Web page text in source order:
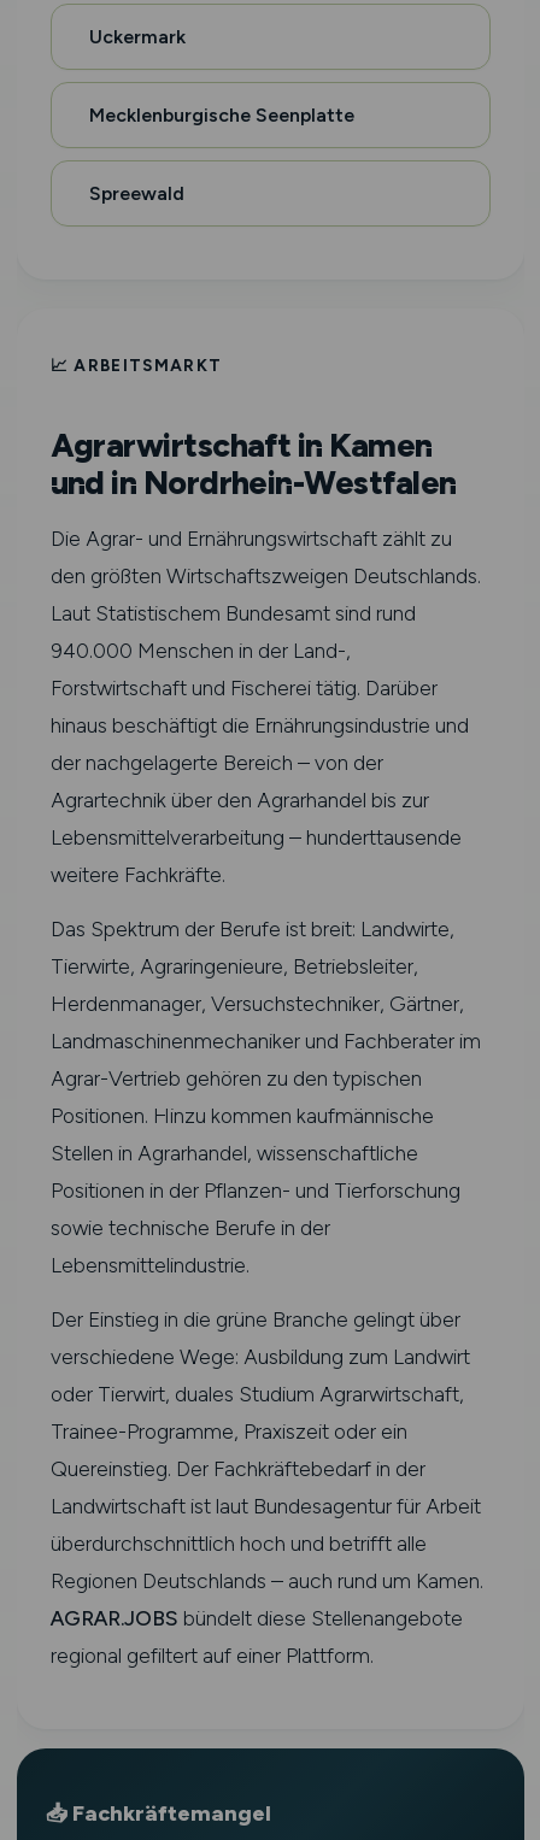
Uckermark
Mecklenburgische Seenplatte
Spreewald
📈 ARBEITSMARKT
Agrarwirtschaft in Kamen
und in Nordrhein-Westfalen
Die Agrar- und Ernährungswirtschaft zählt zu
den größten Wirtschaftszweigen Deutschlands.
Laut Statistischem Bundesamt sind rund
940.000 Menschen in der Land-,
Forstwirtschaft und Fischerei tätig. Darüber
hinaus beschäftigt die Ernährungsindustrie und
der nachgelagerte Bereich – von der
Agrartechnik über den Agrarhandel bis zur
Lebensmittelverarbeitung – hunderttausende
weitere Fachkräfte.
Das Spektrum der Berufe ist breit: Landwirte,
Tierwirte, Agraringenieure, Betriebsleiter,
Herdenmanager, Versuchstechniker, Gärtner,
Landmaschinenmechaniker und Fachberater im
Agrar-Vertrieb gehören zu den typischen
Positionen. Hinzu kommen kaufmännische
Stellen in Agrarhandel, wissenschaftliche
Positionen in der Pflanzen- und Tierforschung
sowie technische Berufe in der
Lebensmittelindustrie.
Der Einstieg in die grüne Branche gelingt über
verschiedene Wege: Ausbildung zum Landwirt
oder Tierwirt, duales Studium Agrarwirtschaft,
Trainee-Programme, Praxiszeit oder ein
Quereinstieg. Der Fachkräftebedarf in der
Landwirtschaft ist laut Bundesagentur für Arbeit
überdurchschnittlich hoch und betrifft alle
Regionen Deutschlands – auch rund um Kamen.
AGRAR.JOBS bündelt diese Stellenangebote
regional gefiltert auf einer Plattform.
📥 Fachkräftemangel